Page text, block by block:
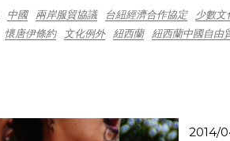
中國 兩岸服貿協議 台紐經濟合作協定
少數文
懷唐伊條約
文化例外 紐西蘭 紐西蘭中國自由
2014/